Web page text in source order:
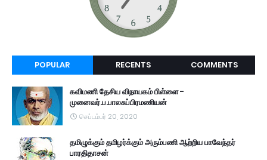
POPULAR RECENTS COMMENTS
கவிமணி தேசிய விநாயகம் பிள்ளை -
முனைவர்.ப.பாலசுப்பிரமணியன்
செப்டம்பர் 20, 2020
தமிழுக்கும் தமிழர்க்கும் அரும்பணி ஆற்றிய பாவேந்தர்
பாரதிதாசன்